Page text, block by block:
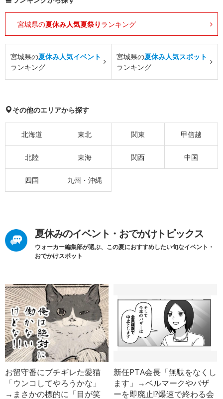
宮城県の夏休み人気夏祭り ランキング
宮城県の夏休み人気イベント
ランキング
宮城県の夏休み人気スポット
ランキング
その他のエリアから探す
北海道 東北 関東 甲信越
北陸 東海 関西 中国
四国 九州・沖縄
夏休みのイベント・おでかけトピックス
ウォーカー編集部が選ぶ、この夏におすすめしたい旬なイベント・
おでかけスポット
お留守番にブチギレた愛猫
「ウンコしてやろうかな」
→まさかの標的に「目が笑
新任PTA会長「無駄をなくし
ます」→ベルマークやバザ
ーを即廃止!?爆速で終わる会